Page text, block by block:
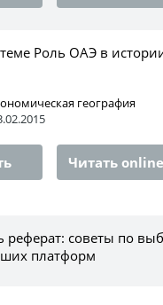
Роль ОАЭ в
география
Читать online
реферат: советы по
платформ